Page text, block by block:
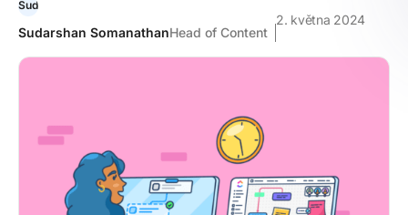
Sudarshan SomanathanHead of Content
2. května 2024